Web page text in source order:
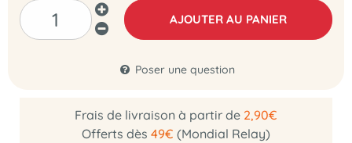
AJOUTER AU PANIER
Poser une question
Frais de livraison à partir de 2,90€
Offerts dès 49€ (Mondial Relay)